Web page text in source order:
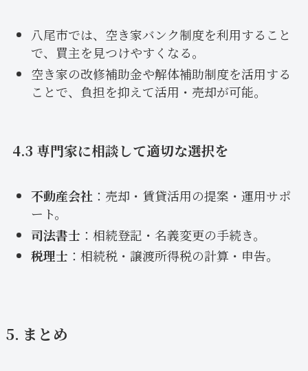
八尾市では、空き家バンク制度を利用すること
で、買主を見つけやすくなる。
空き家の改修補助金や解体補助制度を活用する
ことで、負担を抑えて活用・売却が可能。
4.3 専門家に相談して適切な選択を
不動産会社 ：売却・賃貸活用の提案・運用サポ
ート。
司法書士 ：相続登記・名義変更の手続き。
税理士 ：相続税・譲渡所得税の計算・申告。
5. まとめ